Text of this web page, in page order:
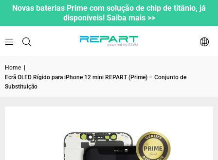
Novas baterias Prime com solução de chip de titânio, já
disponíveis! Saiba mais >>
Home
Ecrã OLED Rígido para iPhone 12 mini REPART (Prime) – Conjunto de
Substituição